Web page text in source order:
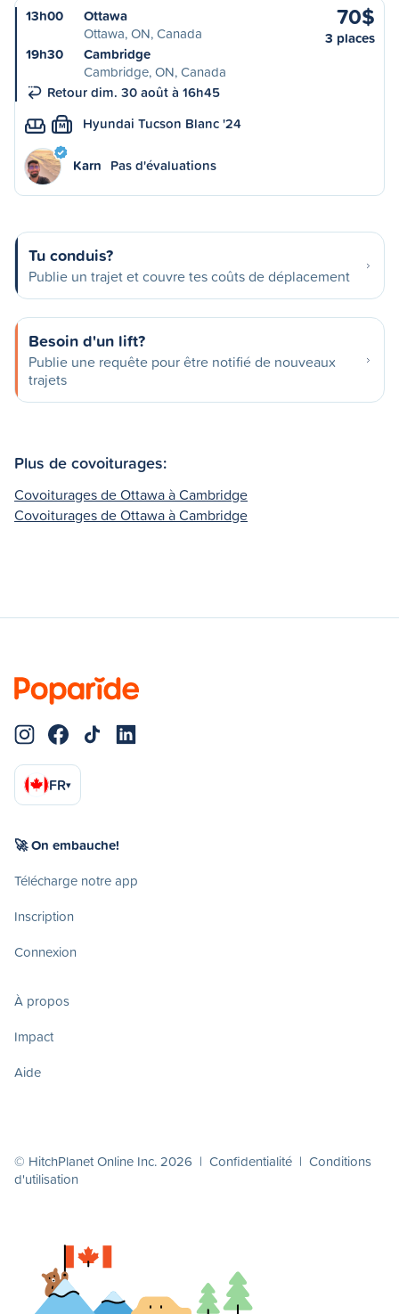
13h00
Ottawa
Ottawa, ON, Canada
19h30
Cambridge
Cambridge, ON, Canada
Retour dim. 30 août à 16h45
70$
3 places
M Hyundai Tucson Blanc '24
Karn Pas d'évaluations
Tu conduis?
Publie un trajet et couvre tes coûts de déplacement
Besoin d'un lift?
Publie une requête pour être notifié de nouveaux
trajets
Plus de covoiturages:
Covoiturages de Ottawa à Cambridge
Covoiturages de Ottawa à Cambridge
FR▾
🚀 On embauche!
Télécharge notre app
Inscription
Connexion
À propos
Impact
Aide
© HitchPlanet Online Inc. 2026 | Confidentialité | Conditions
d'utilisation